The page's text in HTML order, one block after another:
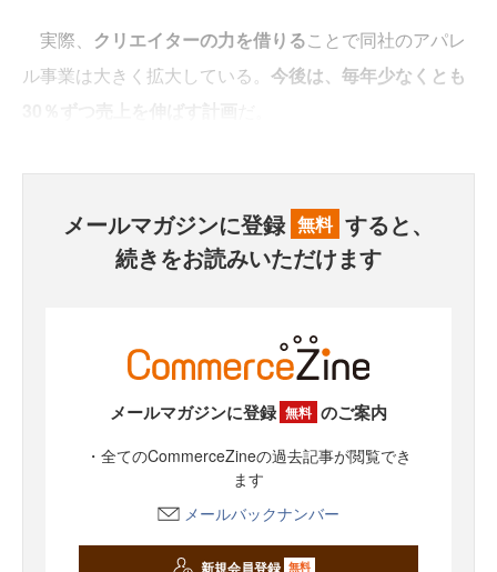
実際、 クリエイターの力を借りることで同社のアパレ
ル事業は大きく拡大している。 今後は、毎年少なくとも
30％ずつ売上を伸ばす計画
メールマガジンに登録 無料 すると、
続きをお読みいただけます
メールマガジンに登録 無料 のご案内
・全てのCommerceZineの過去記事が閲覧でき
ます
メールバックナンバー
新規会員登録 無料